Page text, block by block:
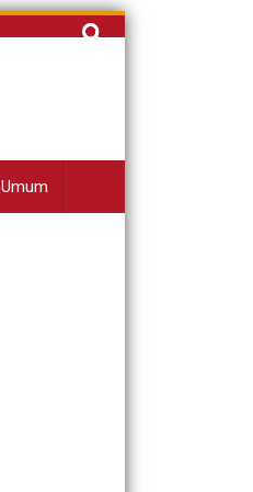
Cari
Umum